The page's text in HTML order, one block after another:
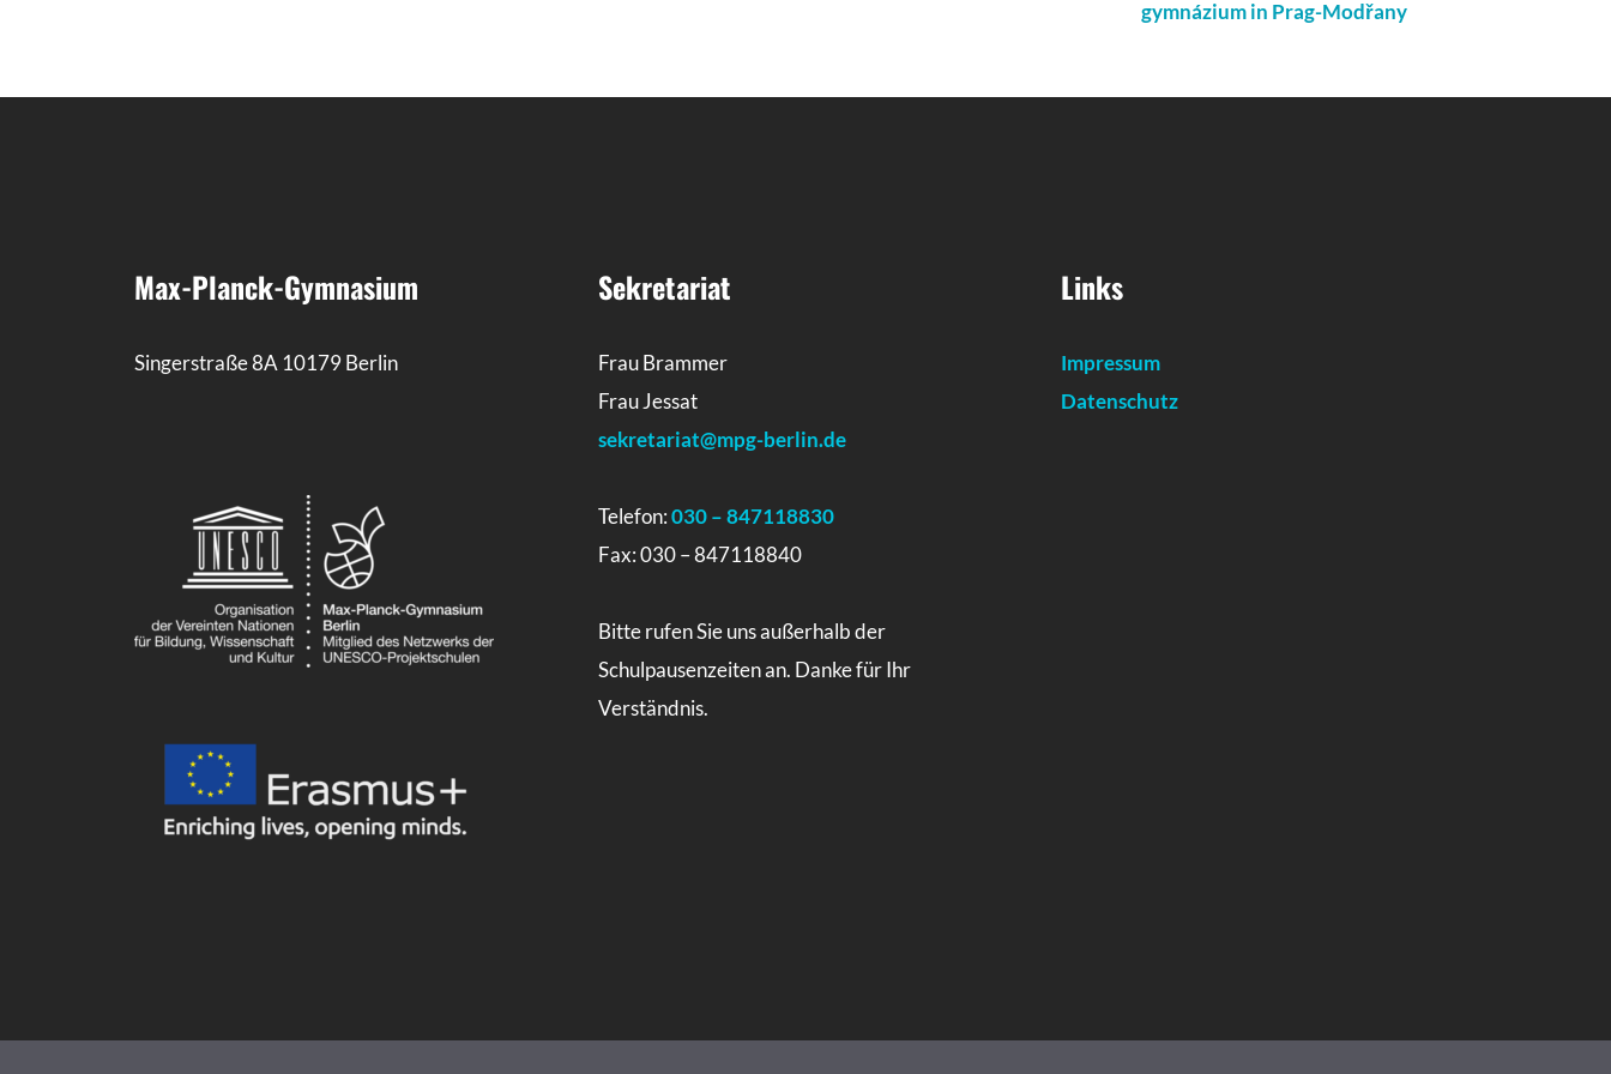
gymnázium in Prag-Modřany
Max-Planck-Gymnasium
Singerstraße 8A 10179 Berlin
Sekretariat
Frau Brammer
Frau Jessat
sekretariat@mpg-berlin.de
Telefon:030 – 847118830
Fax: 030 – 847118840
Bitte rufen Sie uns außerhalb der
Schulpausenzeiten an. Danke für Ihr
Verständnis.
Links
Impressum
Datenschutz